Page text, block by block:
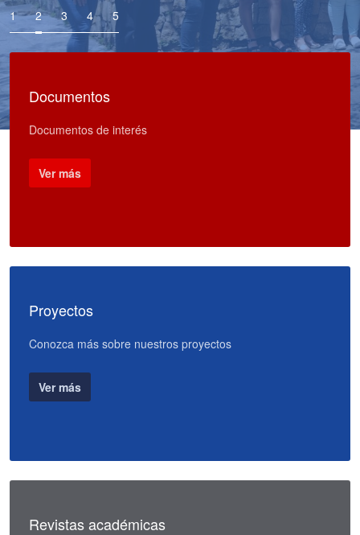
Documentos
Documentos de interés
Ver más
Proyectos
Conozca más sobre nuestros proyectos
Ver más
Revistas académicas